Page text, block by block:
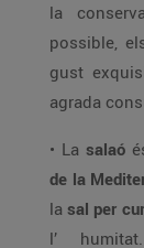
la
possible,
gust
agrada
• La salaó
de la
la sal per
l’